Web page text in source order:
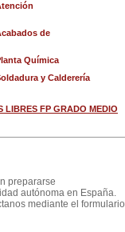
de
Química
y Calderería
LIBRES FP GRADO MEDIO
prepararse
autónoma en España.
mediante el formulario